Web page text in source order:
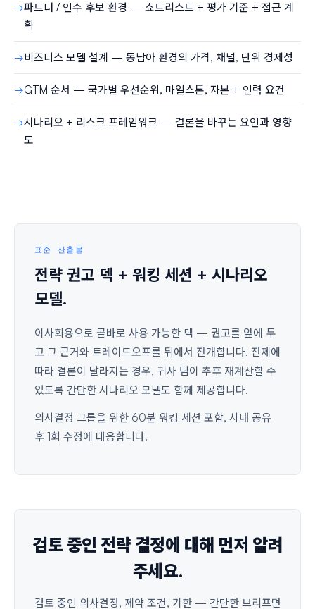
파트너 / 인수 후보 환경 — 쇼트리스트 + 평가 기준 + 접근 계
획
비즈니스 모델 설계 — 동남아 환경의 가격, 채널, 단위 경제성
GTM 순서 — 국가별 우선순위, 마일스톤, 자본 + 인력 요건
시나리오 + 리스크 프레임워크 — 결론을 바꾸는 요인과 영향
도
표준 산출물
전략 권고 덱 + 워킹 세션 + 시나리오
모델.
이사회용으로 곧바로 사용 가능한 덱 — 권고를 앞에 두
고 그 근거와 트레이드오프를 뒤에서 전개합니다. 전제에
따라 결론이 달라지는 경우, 귀사 팀이 추후 재계산할 수
있도록 간단한 시나리오 모델도 함께 제공합니다.
의사결정 그룹을 위한 60분 워킹 세션 포함, 사내 공유
후 1회 수정에 대응합니다.
검토 중인 전략 결정에 대해 먼저 알려
주세요.
검토 중인 의사결정, 제약 조건, 기한 — 간단한 브리프면